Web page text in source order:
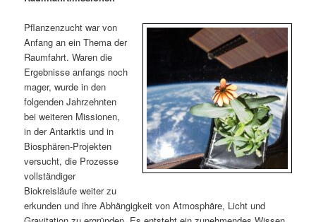
ä
r
e
n
I
n
h
n
d
ä
r
e
n
I
n
v
i
g
a
t
i
o
n
Pflanzenzucht war von
Anfang an ein Thema der
Raumfahrt. Waren die
Ergebnisse anfangs noch
mager, wurde in den
folgenden Jahrzehnten
bei weiteren Missionen,
in der Antarktis und in
Biosphären-Projekten
versucht, die Prozesse
vollständiger
Biokreisläufe weiter zu
erkunden und ihre Abhängigkeit von Atmosphäre, Licht und